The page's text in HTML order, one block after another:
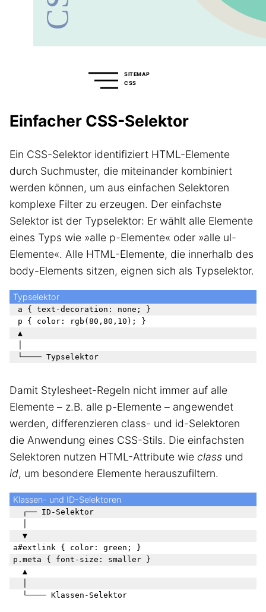
SITEMAP
CSS
Einfacher CSS-Selektor
Ein CSS-Selektor identifiziert HTML-Elemente
durch Suchmuster, die miteinander kombiniert
werden können, um aus einfachen Selektoren
komplexe Filter zu erzeugen. Der einfachste
Selektor ist der Typselektor: Er wählt alle Elemente
eines Typs wie »alle p-Elemente« oder »alle ul-
Elemente«. Alle HTML-Elemente, die innerhalb des
body-Elements sitzen, eignen sich als Typselektor.
Typselektor
a { text-decoration: none; }
p { color: rgb(80,80,10); }
▲
Damit Stylesheet-Regeln nicht immer auf alle
Elemente – z.B. alle p-Elemente – angewendet
werden, differenzieren class- und id-Selektoren
die Anwendung eines CSS-Stils. Die einfachsten
Selektoren nutzen HTML-Attribute wie class und
id, um besondere Elemente herauszufiltern.
Klassen- und ID-Selektoren
  ┌── ID-Selektor
  ▼
a#extlink { color: green; }
p.meta { font-size: smaller }
  ▲